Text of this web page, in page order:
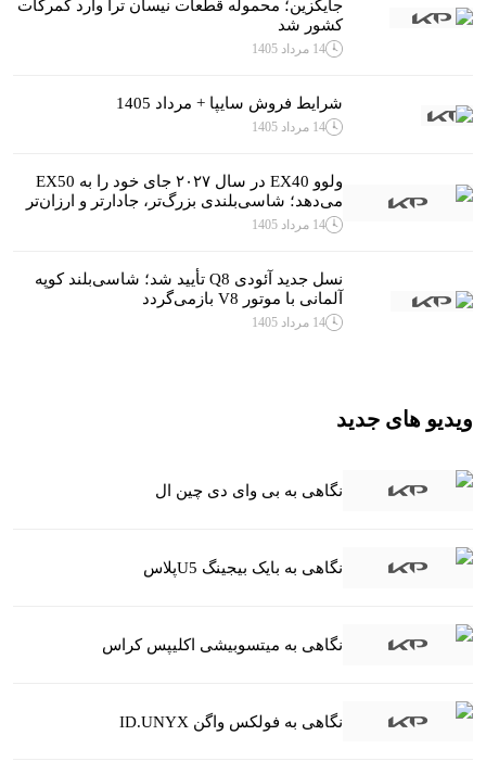
جایگزین؛ محموله قطعات نیسان ترا وارد گمرکات
کشور شد
14 مرداد 1405
شرایط فروش سایپا + مرداد 1405
14 مرداد 1405
ولوو EX40 در سال ۲۰۲۷ جای خود را به EX50
می‌دهد؛ شاسی‌بلندی بزرگ‌تر، جادارتر و ارزان‌تر
14 مرداد 1405
نسل جدید آئودی Q8 تأیید شد؛ شاسی‌بلند کوپه
آلمانی با موتور V8 بازمی‌گردد
14 مرداد 1405
ویدیو های جدید
نگاهی به بی وای دی چین ال
نگاهی به بایک بیجینگ U5پلاس
نگاهی به میتسوبیشی اکلیپس کراس
نگاهی به فولکس واگن ID.UNYX